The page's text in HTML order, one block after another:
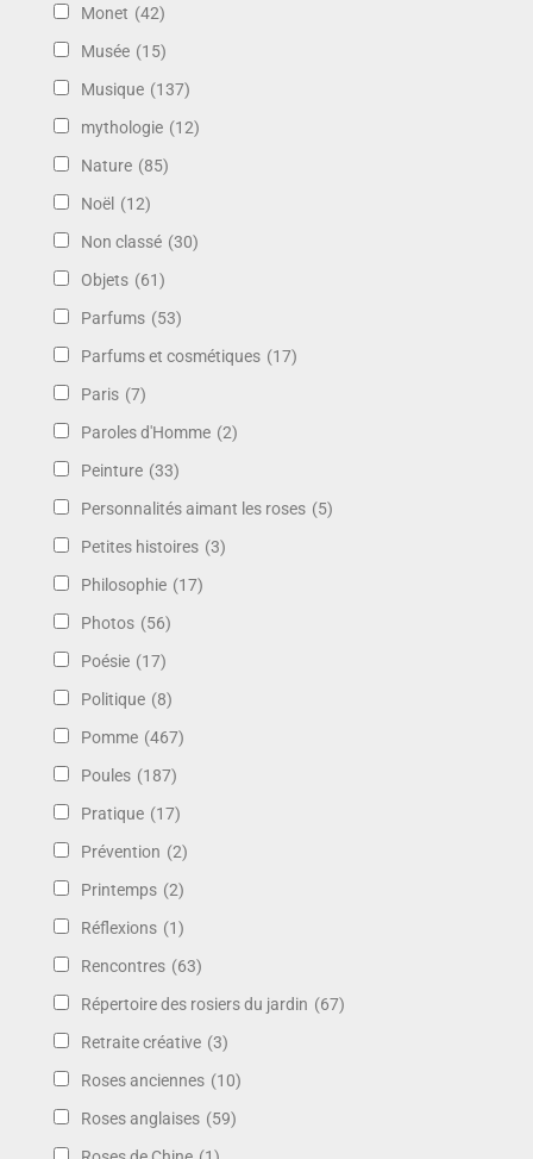
Monet (42)
Musée (15)
Musique (137)
mythologie (12)
Nature (85)
Noël (12)
Non classé (30)
Objets (61)
Parfums (53)
Parfums et cosmétiques (17)
Paris (7)
Paroles d'Homme (2)
Peinture (33)
Personnalités aimant les roses (5)
Petites histoires (3)
Philosophie (17)
Photos (56)
Poésie (17)
Politique (8)
Pomme (467)
Poules (187)
Pratique (17)
Prévention (2)
Printemps (2)
Réflexions (1)
Rencontres (63)
Répertoire des rosiers du jardin (67)
Retraite créative (3)
Roses anciennes (10)
Roses anglaises (59)